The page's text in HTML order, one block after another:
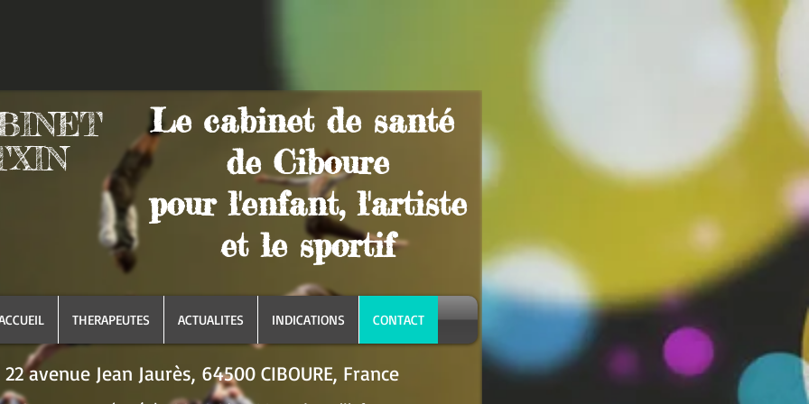
Le cabinet de santé
de Ciboure
pour l'enfant, l'artiste
et le sportif
THERAPEUTES ACTUALITES INDICATIONS CONTACT
22 avenue Jean Jaurès, 64500 CIBOURE, France